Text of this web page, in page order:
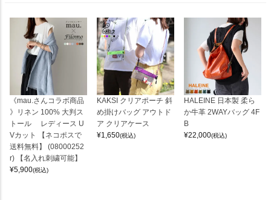
《mau.さんコラボ商品
》リネン 100% 大判ス
トール レディース U
Vカット 【ネコポスで
送料無料】 (08000252
r) 【名入れ刺繍可能】
¥5,900(税込)
KAKSI クリアポーチ 斜
め掛けバッグ アウトド
ア クリアケース
¥1,650(税込)
HALEINE 日本製 柔ら
か牛革 2WAYバッグ 4F
B
¥22,000(税込)